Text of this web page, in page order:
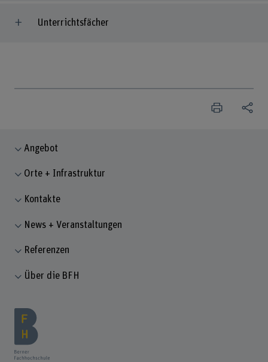
Unterrichtsfächer
Angebot
Orte + Infrastruktur
Kontakte
News + Veranstaltungen
Referenzen
Über die BFH